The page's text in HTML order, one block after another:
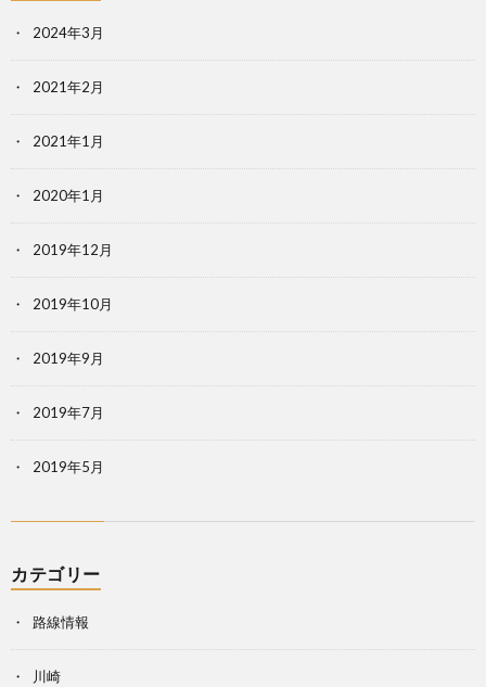
2024年3月
2021年2月
2021年1月
2020年1月
2019年12月
2019年10月
2019年9月
2019年7月
2019年5月
カテゴリー
路線情報
川崎